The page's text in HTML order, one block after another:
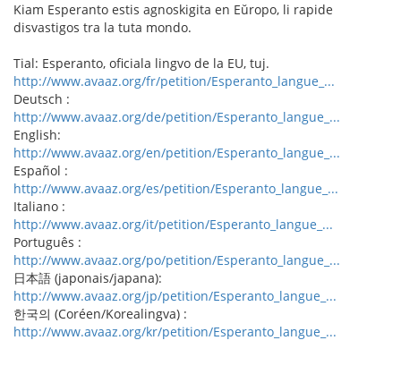
Kiam Esperanto estis agnoskigita en Eŭropo, li rapide
disvastigos tra la tuta mondo.
Tial: Esperanto, oficiala lingvo de la EU, tuj.
http://www.avaaz.org/fr/petition/Esperanto_langue_...
Deutsch :
http://www.avaaz.org/de/petition/Esperanto_langue_...
English:
http://www.avaaz.org/en/petition/Esperanto_langue_...
Español :
http://www.avaaz.org/es/petition/Esperanto_langue_...
Italiano :
http://www.avaaz.org/it/petition/Esperanto_langue_...
Português :
http://www.avaaz.org/po/petition/Esperanto_langue_...
日本語 (japonais/japana):
http://www.avaaz.org/jp/petition/Esperanto_langue_...
한국의 (Coréen/Korealingva) :
http://www.avaaz.org/kr/petition/Esperanto_langue_...